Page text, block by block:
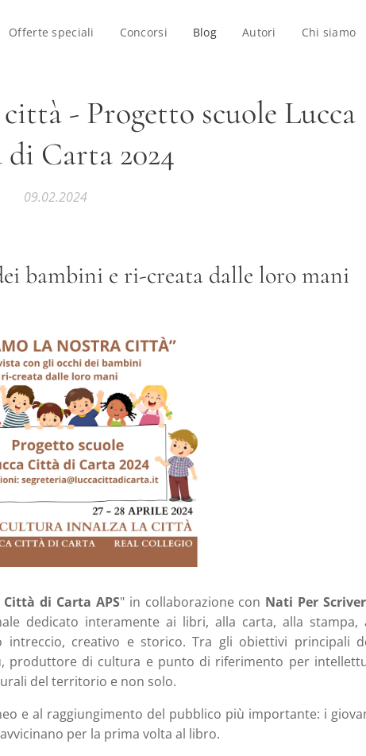
Offerte speciali Concorsi Blog Autori Chi siamo
- Progetto scuole Lucca
Carta 2024
09.02.2024
bambini e ri-creata dalle loro mani
Città di Carta APS" in collaborazione con Nati Per
dedicato interamente ai libri, alla carta, alla stampa,
creativo e storico. Tra gli obiettivi principali
produttore di cultura e punto di riferimento per
del territorio e non solo.
e al raggiungimento del pubblico più importante: i
per la prima volta al libro.